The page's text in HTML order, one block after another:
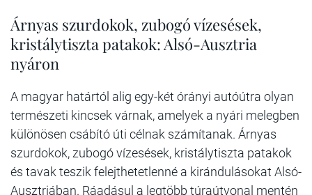
Árnyas szurdokok, zubogó vízesések,
kristálytiszta patakok: Alsó-Ausztria
nyáron
A magyar határtól alig egy-két órányi autóútra olyan
természeti kincsek várnak, amelyek a nyári melegben
különösen csábító úti célnak számítanak. Árnyas
szurdokok, zubogó vízesések, kristálytiszta patakok
és tavak teszik felejthetetlenné a kirándulásokat Alsó-
Ausztriában. Ráadásul a legtöbb túraútvonal mentén